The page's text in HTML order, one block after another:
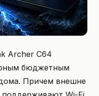
Archer C64
бюджетным
Причем внешне